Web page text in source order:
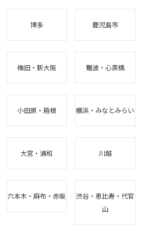
博多 鹿児島市
梅田・新大阪 難波・心斎橋
小田原・箱根 横浜・みなとみらい
大宮・浦和 川越
六本木・麻布・赤坂
渋谷・恵比寿・代官
山